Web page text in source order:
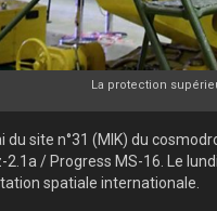
La protection
site n°31 (MIK) du
/ Progress MS-16. Le
spatiale internationale.